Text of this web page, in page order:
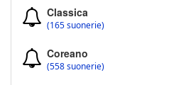
Classica
(165 suonerie)
Coreano
(558 suonerie)